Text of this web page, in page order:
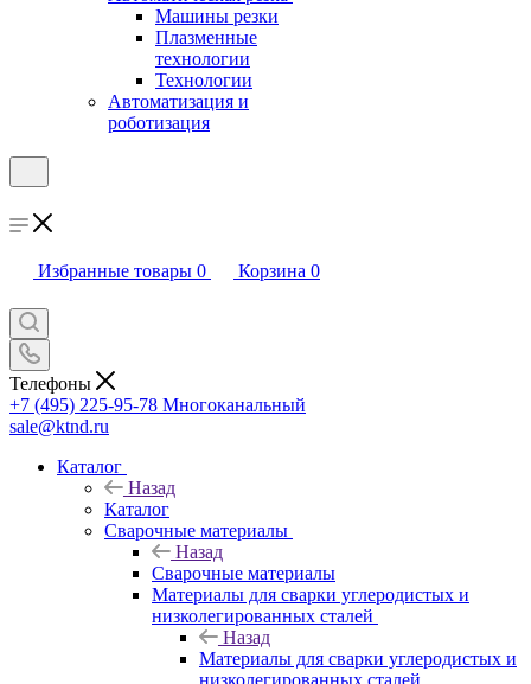
Машины резки
Плазменные
технологии
Технологии
Автоматизация и
роботизация
Избранные товары 0 Корзина 0
Телефоны
+7 (495) 225-95-78 Многоканальный
sale@ktnd.ru
Каталог
Назад
Каталог
Сварочные материалы
Назад
Сварочные материалы
Материалы для сварки углеродистых и
низколегированных сталей
Назад
Материалы для сварки углеродистых и
низколегированных сталей